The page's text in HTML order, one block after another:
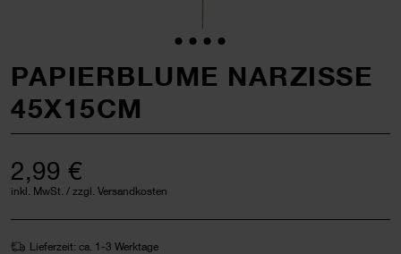
PAPIERBLUME NARZISSE
45X15CM
2,99 €
inkl. MwSt. / zzgl. Versandkosten
Lieferzeit: ca. 1-3 Werktage